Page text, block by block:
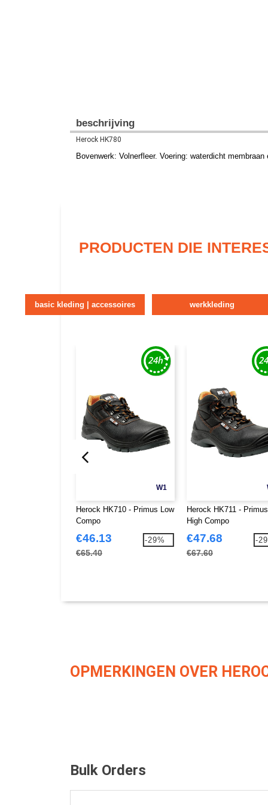
beschrijving
Herock HK780
Bovenwerk: Volnerfleer. Voering: waterdicht membraan
PRODUCTEN DIE
basic kleding | accessoires werkkleding
W1
Herock HK710 - Primus Low
Compo
€46.13
€65.40
-29%
Herock HK711 - Primus
High Compo
€47.68
€67.60
-
OPMERKINGEN OVER
Bulk Orders